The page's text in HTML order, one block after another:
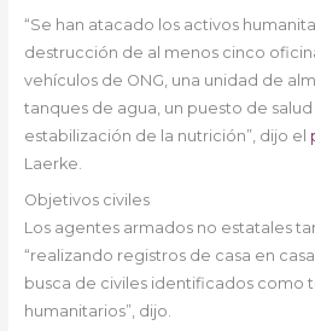
“Se han atacado los activos
destrucción de al menos cinco
vehículos de ONG, una unidad de
tanques de agua, un puesto de
estabilización de la nutrición”, dijo el
Laerke.
Objetivos civiles
Los agentes armados no estatales
“realizando registros de casa en
busca de civiles identificados como
humanitarios”, dijo.